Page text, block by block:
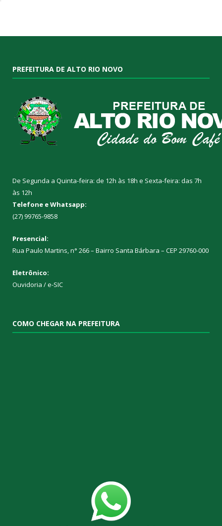
PREFEITURA DE ALTO RIO NOVO
De Segunda a Quinta-feira: de 12h às 18h e Sexta-feira: das 7h
às 12h
Telefone e Whatsapp:
(27) 99765-9858
Presencial:
Rua Paulo Martins, n° 266 – Bairro Santa Bárbara – CEP 29760-000
Eletrônico:
Ouvidoria /e-SIC
COMO CHEGAR NA PREFEITURA